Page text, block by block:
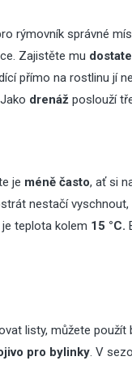
rýmovník správné
Zajistěte mu
přímo na rostlinu jí
drenáž poslouží
je méně často, ať si
nestačí
teplota kolem 15 °C.
listy, můžete
pro bylinky . V
27
šikmé